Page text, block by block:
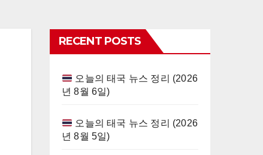
RECENT POSTS
오늘의 태국 뉴스 정리 (2026
년 8월 6일)
오늘의 태국 뉴스 정리 (2026
년 8월 5일)